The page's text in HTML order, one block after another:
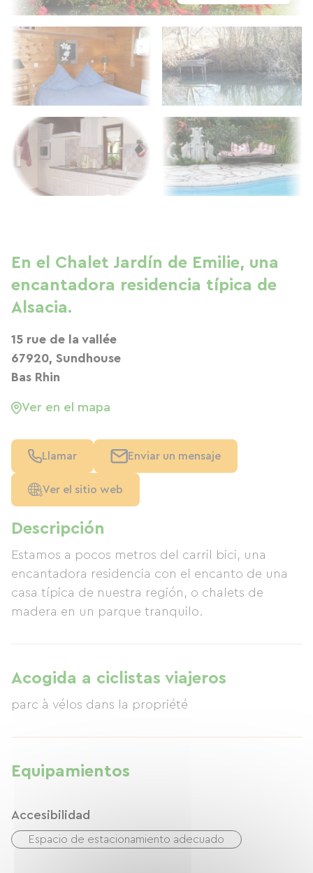
Descripción
Estamos a pocos metros del carril bici, una
encantadora residencia con el encanto de una
casa típica de nuestra región, o chalets de
madera en un parque tranquilo.
Acogida a ciclistas viajeros
parc à vélos dans la propriété
Equipamientos
Accesibilidad
Espacio de estacionamiento adecuado
En el Chalet Jardín de Emilie, una
encantadora residencia típica de
Alsacia.
15 rue de la vallée
67920, Sundhouse
Bas Rhin
Ver en el mapa
Llamar Enviar un mensaje
Ver el sitio web